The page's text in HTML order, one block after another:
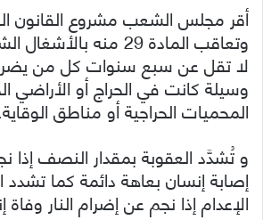
أقر مجلس الشعب مشروع القانون
وتعاقب المادة 29 منه
لا تقل عن سبع سنوات كل من
وسيلة كانت في الحراج أو الأراضي
المحميات الحراجية أو مناطق
و تُشدَّد العقوبة بمقدار النصف إذا
إصابة إنسان بعاهة دائمة كما تشدد
الإعدام إذا نجم عن إضرام النار وفاة